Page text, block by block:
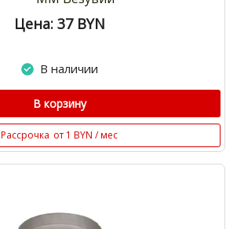
Цена: 37 BYN
В наличии
В корзину
Рассрочка от 1 BYN / мес